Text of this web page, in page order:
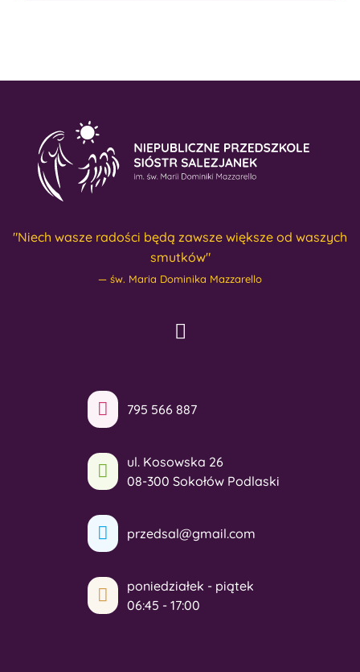
"Niech wasze radości będą zawsze większe od waszych
smutków"
św. Maria Dominika Mazzarello
795 566 887
ul. Kosowska 26
08-300 Sokołów Podlaski
przedsal@gmail.com
poniedziałek - piątek
06:45 - 17:00